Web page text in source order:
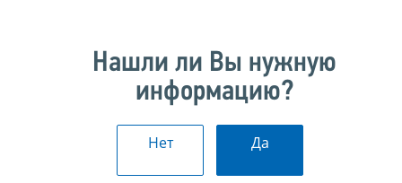
Нашли ли Вы нужную
информацию?
Нет Да